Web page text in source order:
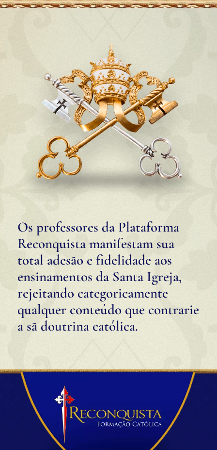
Os professores da Plataforma
Reconquista manifestam sua
total adesão e fidelidade aos
ensinamentos da Santa Igreja,
rejeitando categoricamente
qualquer conteúdo que contrarie
a sã doutrina católica.